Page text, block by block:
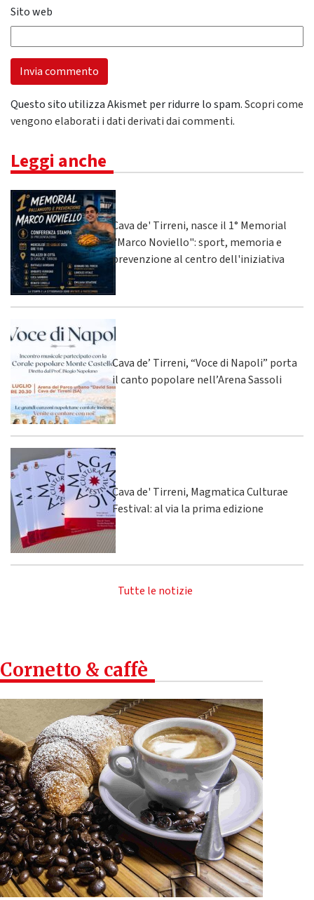
Sito web
Questo sito utilizza Akismet per ridurre lo spam.Scopri come
vengono elaborati i dati derivati dai commenti.
Leggi anche
Cava de' Tirreni, nasce il 1° Memorial
"Marco Noviello": sport, memoria e
prevenzione al centro dell'iniziativa
Cava de’ Tirreni, “Voce di Napoli” porta
il canto popolare nell’Arena Sassoli
Cava de' Tirreni, Magmatica Culturae
Festival: al via la prima edizione
Tutte le notizie
Cornetto & caffè